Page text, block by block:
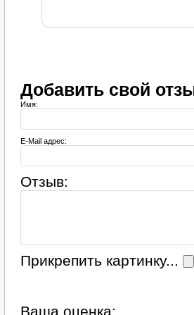
Добавить свой
Имя:
E-Mail адрес:
Отзыв:
Прикрепить картинку...
Ваша оценка: